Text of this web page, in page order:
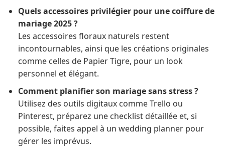
Quels accessoires privilégier pour une coiffure de
mariage 2025 ?
Les accessoires floraux naturels restent
incontournables, ainsi que les créations originales
comme celles de Papier Tigre, pour un look
personnel et élégant.
Comment planifier son mariage sans stress ?
Utilisez des outils digitaux comme Trello ou
Pinterest, préparez une checklist détaillée et, si
possible, faites appel à un wedding planner pour
gérer les imprévus.